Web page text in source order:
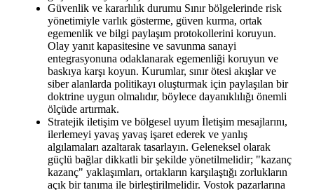
Güvenlik ve kararlılık durumu Sınır bölgelerinde risk
yönetimiyle varlık gösterme, güven kurma, ortak
egemenlik ve bilgi paylaşım protokollerini koruyun.
Olay yanıt kapasitesine ve savunma sanayi
entegrasyonuna odaklanarak egemenliği koruyun ve
baskıya karşı koyun. Kurumlar, sınır ötesi akışlar ve
siber alanlarda politikayı oluşturmak için paylaşılan bir
doktrine uygun olmalıdır, böylece dayanıklılığı önemli
ölçüde artırmak.
Stratejik iletişim ve bölgesel uyum İletişim mesajlarını,
ilerlemeyi yavaş yavaş işaret ederek ve yanlış
algılamaları azaltarak tasarlayın. Geleneksel olarak
güçlü bağlar dikkatli bir şekilde yönetilmelidir; "kazanç
kazanç" yaklaşımları, ortakların karşılaştığı zorlukların
açık bir tanıma ile birleştirilmelidir. Vostok pazarlarına